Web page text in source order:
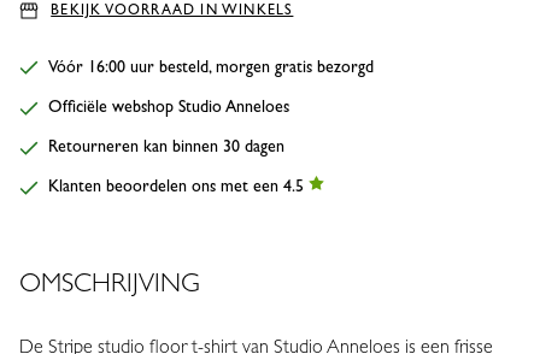
BEKIJK VOORRAAD IN WINKELS
Vóór 16:00 uur besteld, morgen gratis bezorgd
Officiële webshop Studio Anneloes
Retourneren kan binnen 30 dagen
Klanten beoordelen ons met een 4.5
OMSCHRIJVING
De Stripe studio floor t-shirt van Studio Anneloes is een frisse